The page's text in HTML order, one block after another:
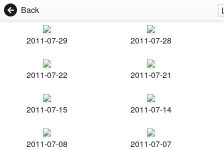
Back
2011-07-29 2011-07-28
2011-07-22 2011-07-21
2011-07-15 2011-07-14
2011-07-08 2011-07-07